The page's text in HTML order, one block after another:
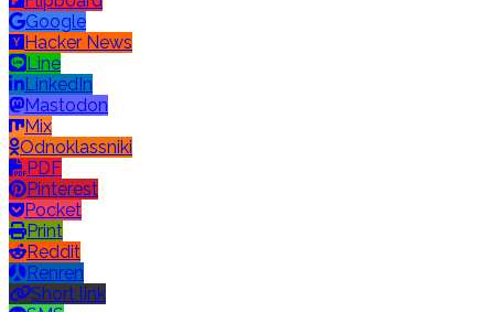
Google
Hacker News
Line
LinkedIn
Mastodon
Mix
Odnoklassniki
PDF
Pinterest
Pocket
Print
Reddit
Renren
Short link